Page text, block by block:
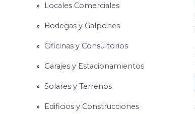
Locales Comerciales
Bodegas y Galpones
Oficinas y Consultorios
Garajes y Estacionamientos
Solares y Terrenos
Edificios y Construcciones